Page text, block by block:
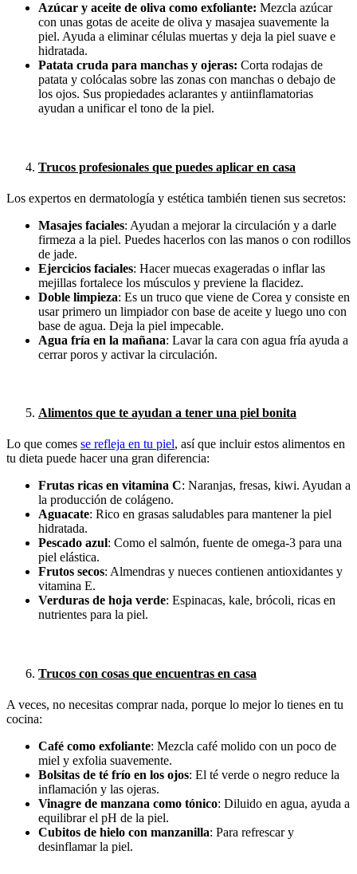
Azúcar y aceite de oliva como exfoliante: Mezcla azúcar
con unas gotas de aceite de oliva y masajea suavemente la
piel. Ayuda a eliminar células muertas y deja la piel suave e
hidratada.
Patata cruda para manchas y ojeras: Corta rodajas de
patata y colócalas sobre las zonas con manchas o debajo de
los ojos. Sus propiedades aclarantes y antiinflamatorias
ayudan a unificar el tono de la piel.
Trucos profesionales que puedes aplicar en casa
Los expertos en dermatología y estética también tienen sus secretos:
Masajes faciales: Ayudan a mejorar la circulación y a darle
firmeza a la piel. Puedes hacerlos con las manos o con rodillos
de jade.
Ejercicios faciales: Hacer muecas exageradas o inflar las
mejillas fortalece los músculos y previene la flacidez.
Doble limpieza: Es un truco que viene de Corea y consiste en
usar primero un limpiador con base de aceite y luego uno con
base de agua. Deja la piel impecable.
Agua fría en la mañana: Lavar la cara con agua fría ayuda a
cerrar poros y activar la circulación.
Alimentos que te ayudan a tener una piel bonita
Lo que comes se refleja en tu piel, así que incluir estos alimentos en
tu dieta puede hacer una gran diferencia:
Frutas ricas en vitamina C: Naranjas, fresas, kiwi. Ayudan a
la producción de colágeno.
Aguacate: Rico en grasas saludables para mantener la piel
hidratada.
Pescado azul: Como el salmón, fuente de omega-3 para una
piel elástica.
Frutos secos: Almendras y nueces contienen antioxidantes y
vitamina E.
Verduras de hoja verde: Espinacas, kale, brócoli, ricas en
nutrientes para la piel.
Trucos con cosas que encuentras en casa
A veces, no necesitas comprar nada, porque lo mejor lo tienes en tu
cocina:
Café como exfoliante: Mezcla café molido con un poco de
miel y exfolia suavemente.
Bolsitas de té frío en los ojos: El té verde o negro reduce la
inflamación y las ojeras.
Vinagre de manzana como tónico: Diluido en agua, ayuda a
equilibrar el pH de la piel.
Cubitos de hielo con manzanilla: Para refrescar y
desinflamar la piel.